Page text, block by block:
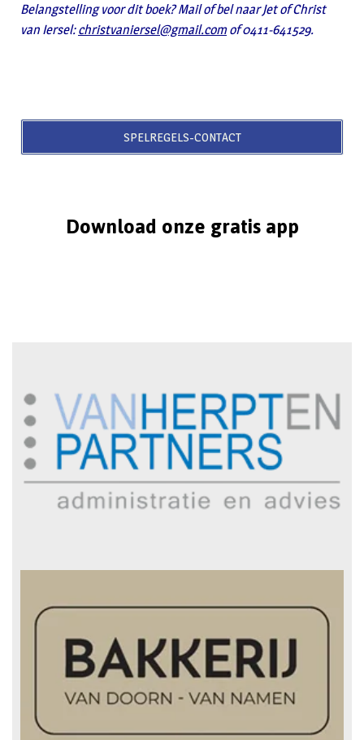
Belangstelling voor dit boek? Mail of bel naar Jet of Christ
van Iersel:christvaniersel@gmail.comof 0411-641529.
SPELREGELS-CONTACT
Download onze gratis app